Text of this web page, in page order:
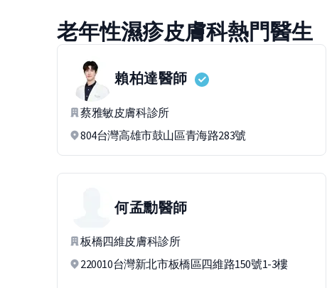
老年性濕疹皮膚科熱門醫生
賴柏達醫師
蔡雅敏皮膚科診所
804台灣高雄市鼓山區青海路283號
何孟勳醫師
板橋四維皮膚科診所
220010台灣新北市板橋區四維路150號1-3樓